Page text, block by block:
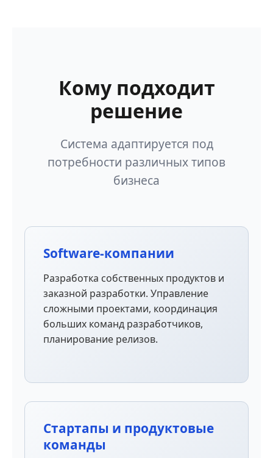
Кому подходит
решение
Система адаптируется под
потребности различных типов
бизнеса
Software-компании
Разработка собственных продуктов и
заказной разработки. Управление
сложными проектами, координация
больших команд разработчиков,
планирование релизов.
Стартапы и продуктовые
команды